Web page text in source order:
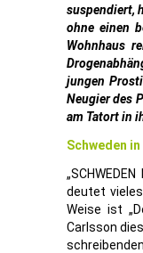
suspendiert,
ohne einen
Wohnhaus
jungen
Neugier des
am Tatort in
Schweden
deutet
Weise ist
Carlsson